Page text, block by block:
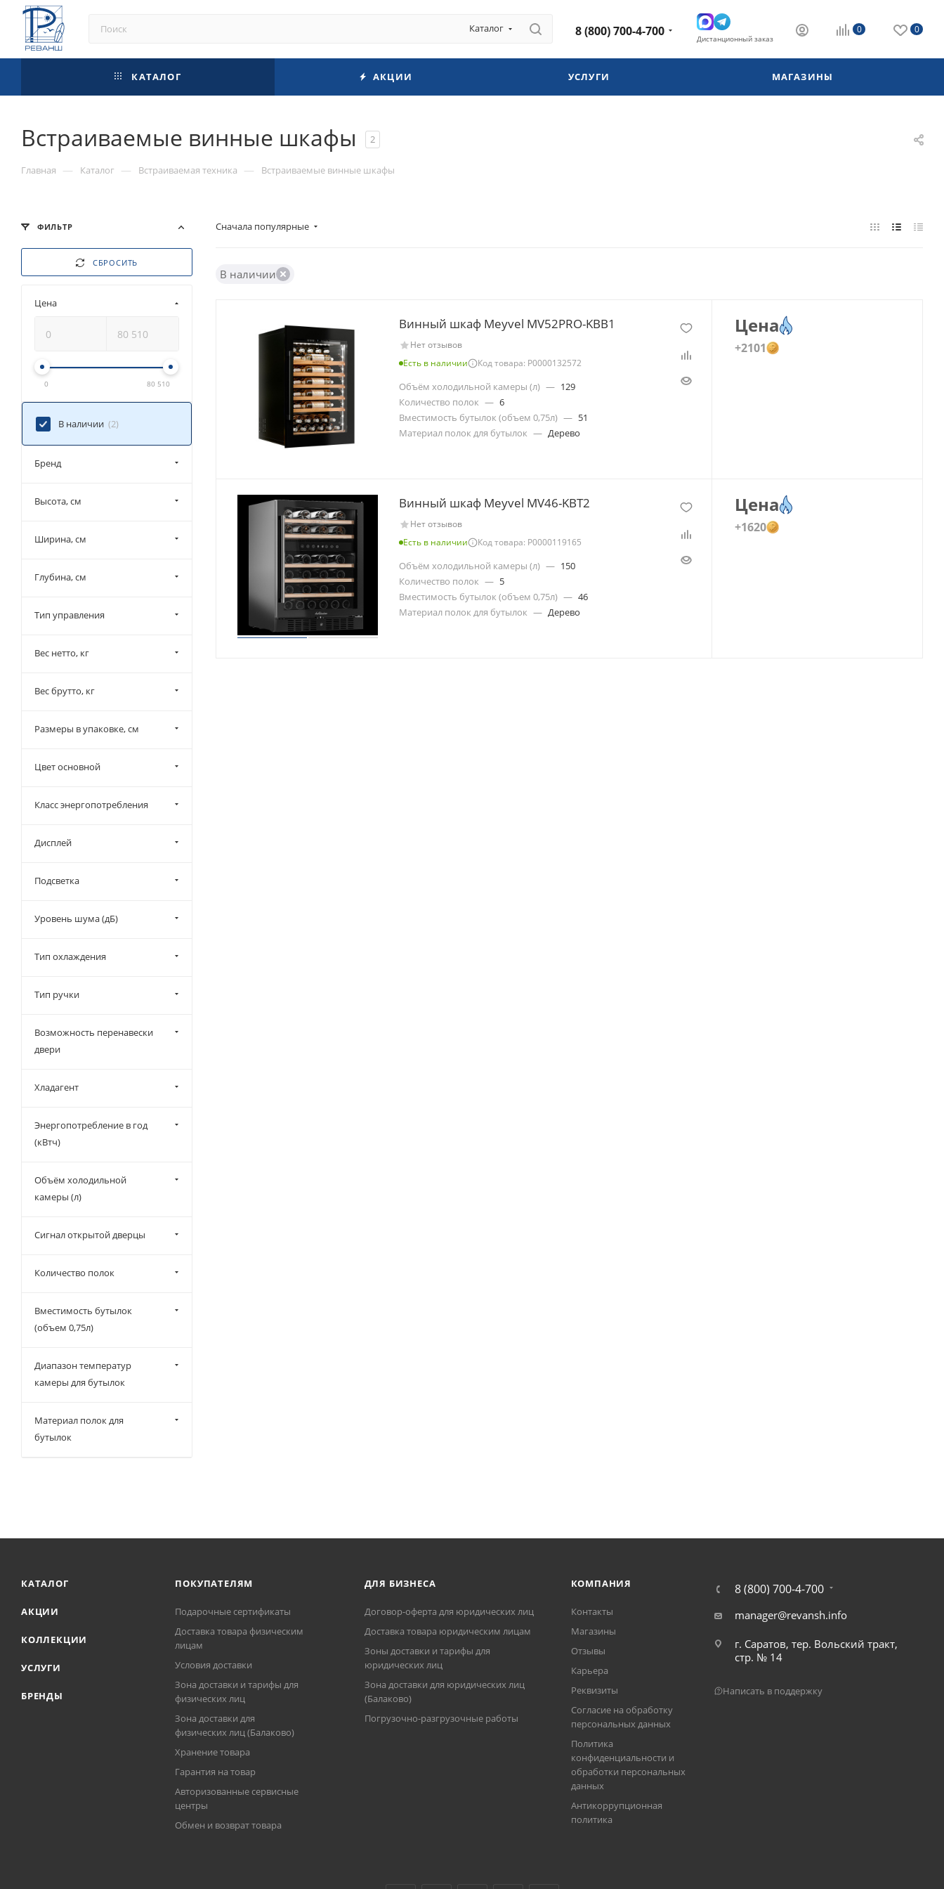
Каталог 8 (800) 700-4-700 Дистанционный заказ
0 0
КАТАЛОГ АКЦИИ УСЛУГИ МАГАЗИНЫ
Встраиваемые винные шкафы 2
Главная — Каталог — Встраиваемая техника — Встраиваемые винные шкафы
Сначала популярные
В наличии
Винный шкаф Meyvel MV52PRO-KBB1
Нет отзывов
Есть в наличии
Код товара: Р0000132572
Объём холодильной камеры (л) — 129
Количество полок — 6
Вместимость бутылок (объем 0,75л) — 51
Материал полок для бутылок — Дерево
Цена
+2101
Винный шкаф Meyvel MV46-KBT2
Нет отзывов
Есть в наличии
Код товара: Р0000119165
Объём холодильной камеры (л) — 150
Количество полок — 5
Вместимость бутылок (объем 0,75л) — 46
Материал полок для бутылок — Дерево
Цена
+1620
ФИЛЬТР
СБРОСИТЬ
Цена
0 80 510
В наличии (2)
Бренд
Высота, см
Ширина, см
Глубина, см
Тип управления
Вес нетто, кг
Вес брутто, кг
Размеры в упаковке, см
Цвет основной
Класс энергопотребления
Дисплей
Подсветка
Уровень шума (дБ)
Тип охлаждения
Тип ручки
Возможность перенавески
двери
Хладагент
Энергопотребление в год
(кВтч)
Объём холодильной
камеры (л)
Сигнал открытой дверцы
Количество полок
Вместимость бутылок
(объем 0,75л)
Диапазон температур
камеры для бутылок
Материал полок для
бутылок
КАТАЛОГ
АКЦИИ
КОЛЛЕКЦИИ
УСЛУГИ
БРЕНДЫ
ПОКУПАТЕЛЯМ
Подарочные сертификаты
Доставка товара физическим
лицам
Условия доставки
Зона доставки и тарифы для
физических лиц
Зона доставки для
физических лиц (Балаково)
Хранение товара
Гарантия на товар
Авторизованные сервисные
центры
Обмен и возврат товара
ДЛЯ БИЗНЕСА
Договор-оферта для юридических лиц
Доставка товара юридическим лицам
Зоны доставки и тарифы для
юридических лиц
Зона доставки для юридических лиц
(Балаково)
Погрузочно-разгрузочные работы
КОМПАНИЯ
Контакты
Магазины
Отзывы
Карьера
Реквизиты
Согласие на обработку
персональных данных
Политика
конфиденциальности и
обработки персональных
данных
Антикоррупционная
политика
8 (800) 700-4-700
manager@revansh.info
г. Саратов, тер. Вольский тракт,
стр. № 14
Написать в поддержку